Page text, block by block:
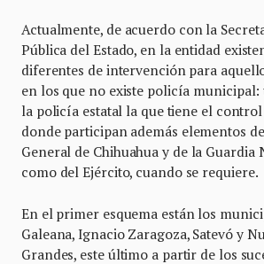
Actualmente, de acuerdo con la
Pública del Estado, en la entidad
diferentes de intervención para
en los que no existe policía municipal:
la policía estatal la que tiene el
donde participan además elementos
General de Chihuahua y de la Guardia
como del Ejército, cuando se requiere.
En el primer esquema están los
Galeana, Ignacio Zaragoza, Satevó y
Grandes, este último a partir de los